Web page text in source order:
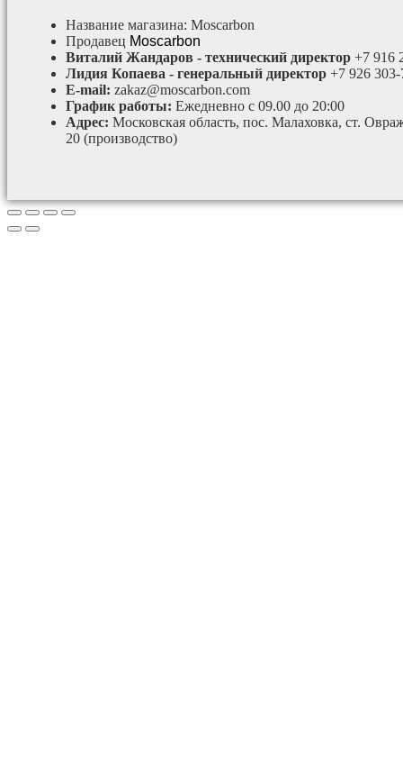
Название магазина: Moscarbon
Продавец Moscarbon
Виталий Жандаров - технический директор +7 916
Лидия Копаева - генеральный директор +7 926
E-mail: zakaz@moscarbon.com
График работы: Ежедневно с 09.00 до 20:00
Адрес: Московская область, пос. Малаховка, ст.
20 (производство)